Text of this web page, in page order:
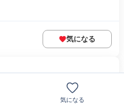
気になる
気になる